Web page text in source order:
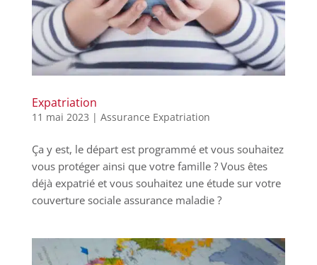
Expatriation
11 mai 2023 | Assurance Expatriation
Ça y est, le départ est programmé et vous souhaitez
vous protéger ainsi que votre famille ? Vous êtes
déjà expatrié et vous souhaitez une étude sur votre
couverture sociale assurance maladie ?